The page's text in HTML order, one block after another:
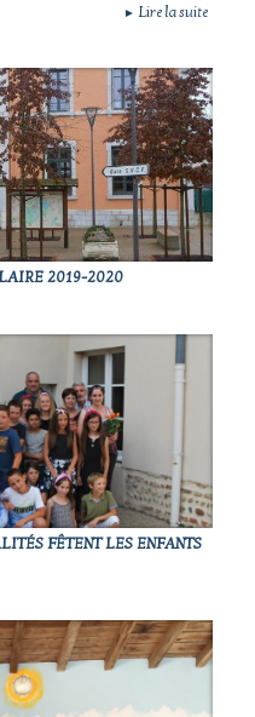
► Lire la suite
2019-2020
FÊTENT LES ENFANTS